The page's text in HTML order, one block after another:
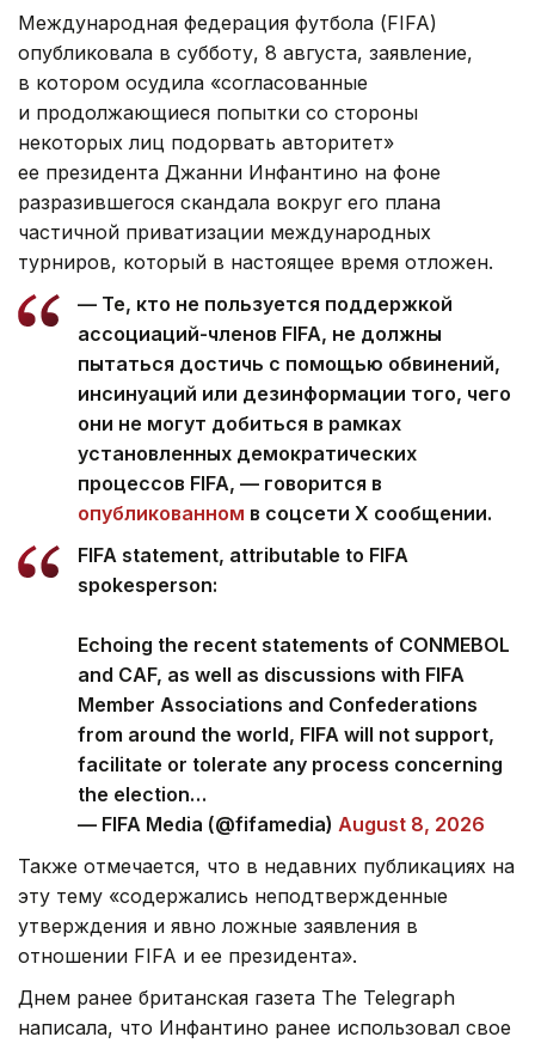
Международная федерация футбола (FIFA)
опубликовала в субботу, 8 августа, заявление,
в котором осудила «согласованные
и продолжающиеся попытки со стороны
некоторых лиц подорвать авторитет»
ее президента Джанни Инфантино на фоне
разразившегося скандала вокруг его плана
частичной приватизации международных
турниров, который в настоящее время отложен.
— Те, кто не пользуется поддержкой
ассоциаций-членов FIFA, не должны
пытаться достичь с помощью обвинений,
инсинуаций или дезинформации того, чего
они не могут добиться в рамках
установленных демократических
процессов FIFA, — говорится в
опубликованном в соцсети Х сообщении.
FIFA statement, attributable to FIFA
spokesperson:
Echoing the recent statements of CONMEBOL
and CAF, as well as discussions with FIFA
Member Associations and Confederations
from around the world, FIFA will not support,
facilitate or tolerate any process concerning
the election…
— FIFA Media (@fifamedia) August 8, 2026
Также отмечается, что в недавних публикациях на
эту тему «содержались неподтвержденные
утверждения и явно ложные заявления в
отношении FIFA и ее президента».
Днем ранее британская газета The Telegraph
написала, что Инфантино ранее использовал свое